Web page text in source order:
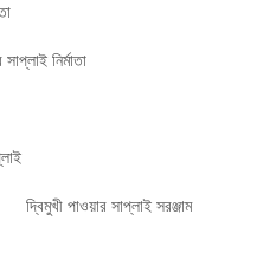
নির্মাতা
দ্বিমুখী পাওয়ার সাপ্লাই সরঞ্জাম